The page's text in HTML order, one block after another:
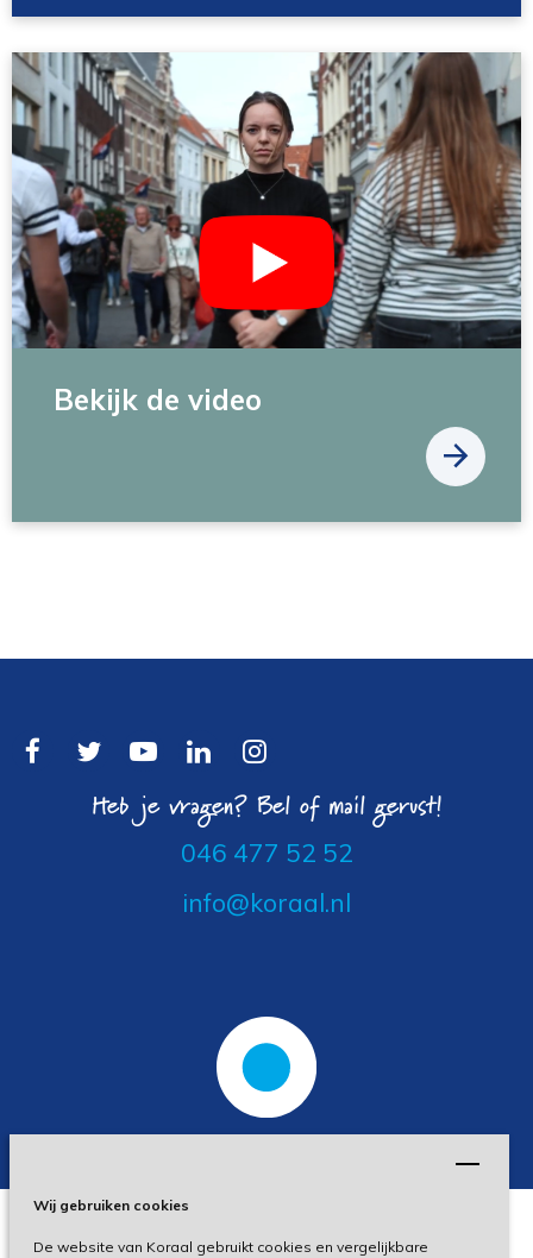
Wij gebruiken cookies
De website van Koraal gebruikt cookies en vergelijkbare
Bekijk de video
Heb je vragen? Bel of mail gerust!
046 477 52 52
info@koraal.nl